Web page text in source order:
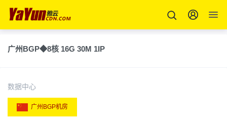
广州BGP◆8核 16G 30M 1IP
数据中心
广州BGP机房